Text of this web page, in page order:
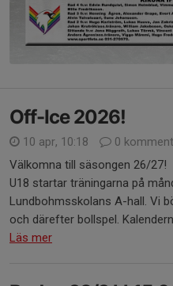
Off-Ice 2026!
10 apr, 10:18
0
Välkomna till säsongen 26/27!
U18 startar träningarna på
Lundbohmsskolans A-hall. Vi
och därefter bollspel.
Läs mer